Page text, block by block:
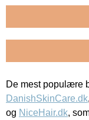
De mest populære
DanishSkinCare.dk,
og NiceHair.dk,